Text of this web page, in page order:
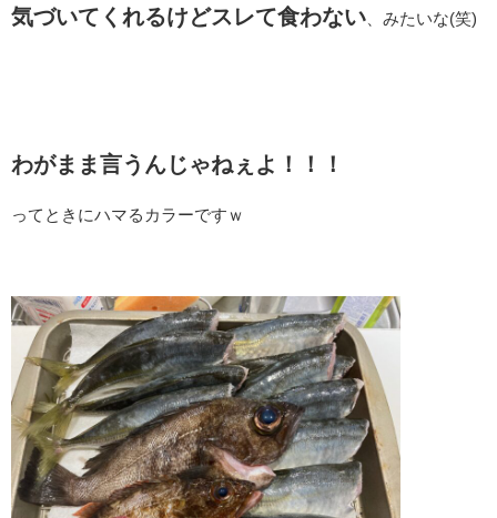
気づいてくれるけどスレて食わない 、みたいな(笑)
わがまま言うんじゃねぇよ！！！
ってときにハマるカラーですｗ